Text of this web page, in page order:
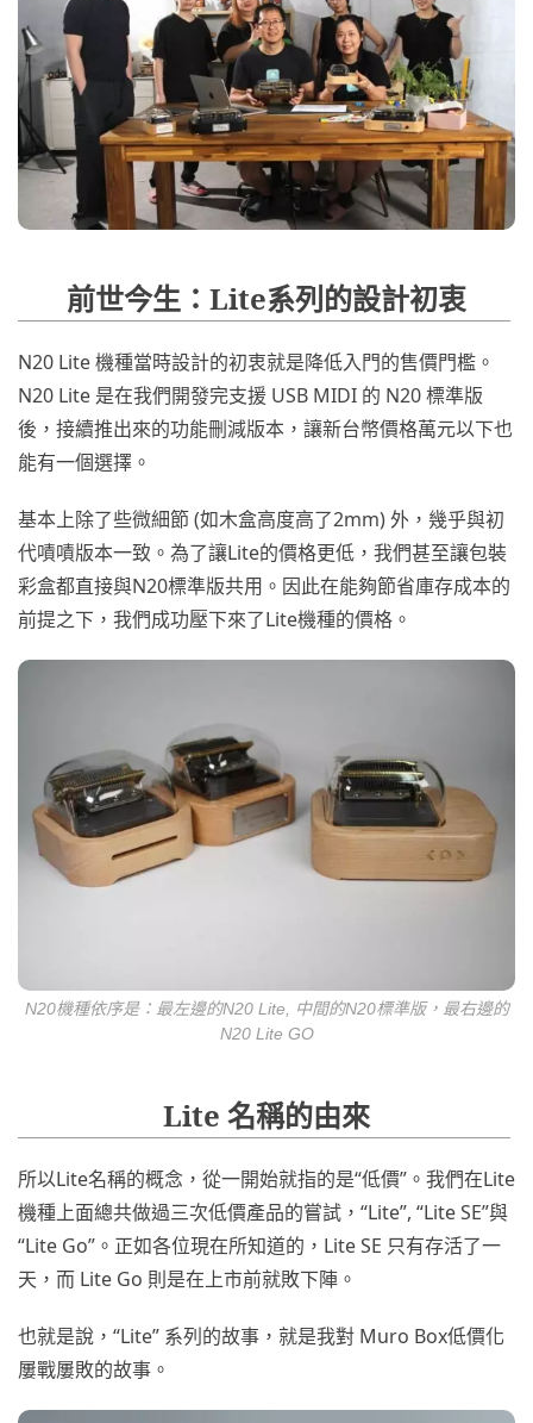
N20機種依序是：最左邊的N20 Lite, 中間的N20標準版，最右邊的
N20 Lite GO
前世今生：Lite系列的設計初衷
N20 Lite 機種當時設計的初衷就是降低入門的售價門檻。
N20 Lite 是在我們開發完支援 USB MIDI 的 N20 標準版
後，接續推出來的功能刪減版本，讓新台幣價格萬元以下也
能有一個選擇。
基本上除了些微細節 (如木盒高度高了2mm) 外，幾乎與初
代嘖嘖版本一致。為了讓Lite的價格更低，我們甚至讓包裝
彩盒都直接與N20標準版共用。因此在能夠節省庫存成本的
前提之下，我們成功壓下來了Lite機種的價格。
Lite 名稱的由來
所以Lite名稱的概念，從一開始就指的是“低價”。我們在Lite
機種上面總共做過三次低價產品的嘗試，“Lite”, “Lite SE”與
“Lite Go”。正如各位現在所知道的，Lite SE 只有存活了一
天，而 Lite Go 則是在上市前就敗下陣。
也就是說，“Lite” 系列的故事，就是我對 Muro Box低價化
屢戰屢敗的故事。